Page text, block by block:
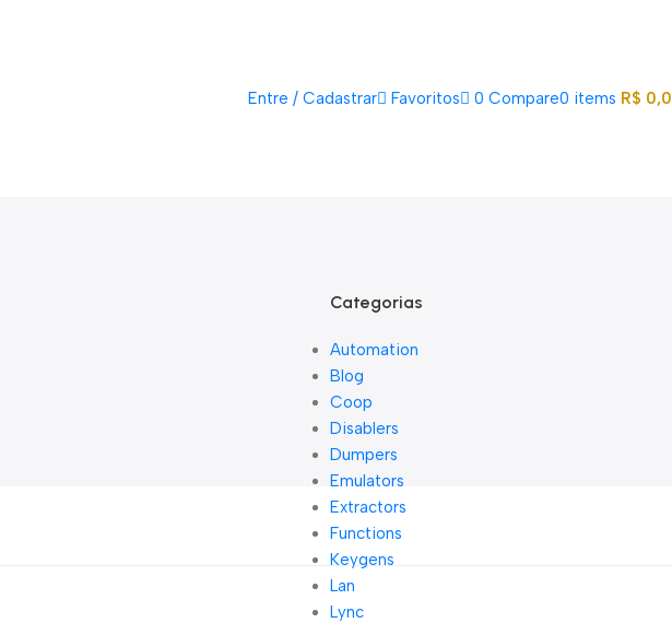
Entre / Cadastrar Favoritos 0 Compare0 items R$
Categorias
Automation
Blog
Coop
Disablers
Dumpers
Emulators
Extractors
Functions
Keygens
Lan
Lync